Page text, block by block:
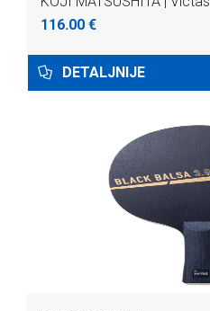
116.00 €
DETALJNIJE